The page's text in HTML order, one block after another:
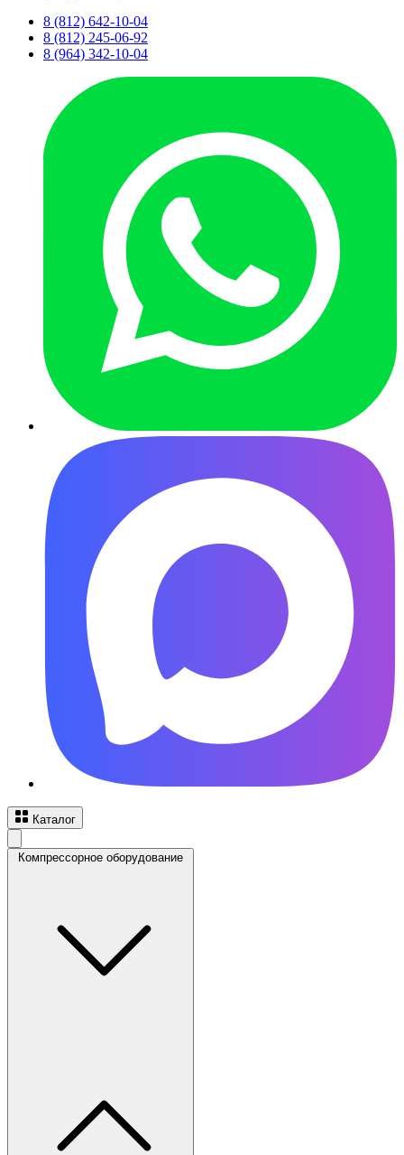
8 (812) 642-10-04
8 (812) 245-06-92
8 (964) 342-10-04
Каталог
Компрессорное оборудование